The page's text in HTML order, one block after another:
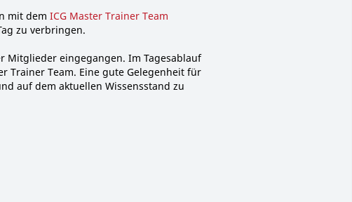
mit dem ICG Master Trainer Team
zu verbringen.
Mitglieder eingegangen. Im Tagesablauf
Trainer Team. Eine gute Gelegenheit für
auf dem aktuellen Wissensstand zu